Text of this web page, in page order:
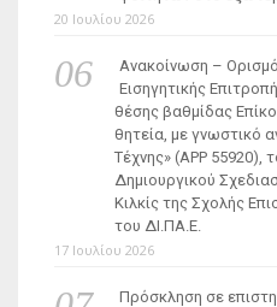
20 Ιουλίου 2026
Ανακοίνωση –
Εισηγητικής
θέσης βαθμίδας
θητεία, με γνωστικό
Τέχνης» (ΑΡΡ 55920),
Δημιουργικού
Κιλκίς της Σχολής
του ΔΙ.ΠΑ.Ε.
17 Ιουλίου 2026
Πρόσκληση σε